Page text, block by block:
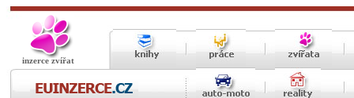
inzerce zvířat